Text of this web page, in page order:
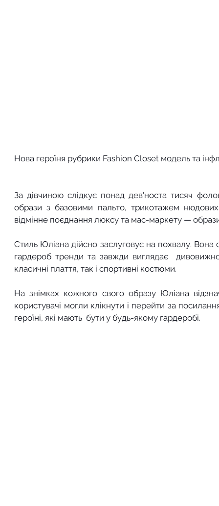
Нова героїня рубрики Fashion Closet модель та
За дівчиною слідкує понад дев'носта тисяч
образи з базовими пальто, трикотажем
відмінне поєднання люксу та мас-маркету —
Стиль Юліана дійсно заслуговує на похвалу.
гардероб тренди та завжди виглядає
класичні плаття, так і спортивні костюми.
На знімках кожного свого образу Юліана
користувачі могли клікнути і перейти за
героїні, які мають  бути у будь-якому гардеробі.